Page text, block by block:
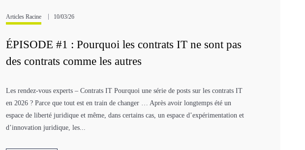
Articles Racine 10/03/26
ÉPISODE #1 : Pourquoi les contrats IT ne sont pas
des contrats comme les autres
Les rendez-vous experts – Contrats IT Pourquoi une série de posts sur les contrats IT
en 2026 ? Parce que tout est en train de changer … Après avoir longtemps été un
espace de liberté juridique et même, dans certains cas, un espace d’expérimentation et
d’innovation juridique, les...